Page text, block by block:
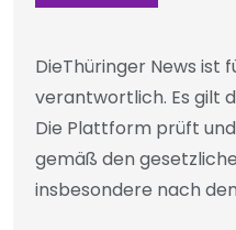
DieThüringer News ist
verantwortlich. Es gilt
Die Plattform prüft
gemäß den
insbesondere nach